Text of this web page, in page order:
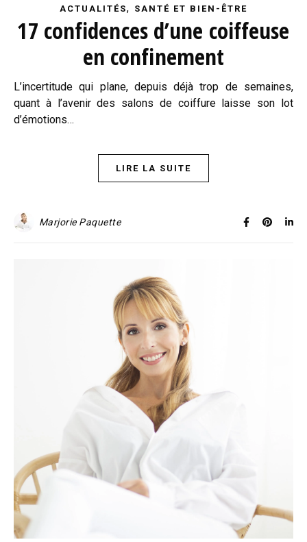
ACTUALITÉS, SANTÉ ET BIEN-ÊTRE
17 confidences d’une coiffeuse
en confinement
L’incertitude qui plane, depuis déjà trop de semaines,
quant à l’avenir des salons de coiffure laisse son lot
d’émotions…
LIRE LA SUITE
Marjorie Paquette